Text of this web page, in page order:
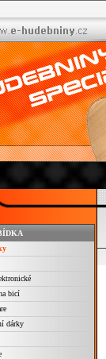
bicí
dárky